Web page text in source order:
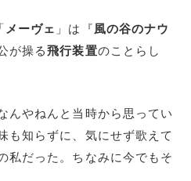
メーヴェ 」は『風の谷のナウ
が操る飛行装置のことらし
んやねんと当時から思ってい
も知らずに、気にせず歌えて
私だった。ちなみに今でもそ